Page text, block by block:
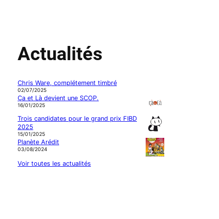
Actualités
Chris Ware, complétement timbré
02/07/2025
Ça et Là devient une SCOP.
16/01/2025
Trois candidates pour le grand prix FIBD
2025
15/01/2025
Planète Arédit
03/08/2024
Voir toutes les actualités